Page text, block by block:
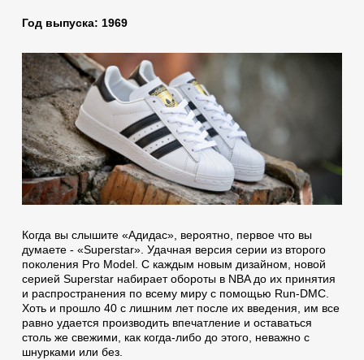
Год выпуска: 1969
Когда вы слышите «Адидас», вероятно, первое что вы
думаете - «Superstar». Удачная версия серии из второго
поколения Pro Model. С каждым новым дизайном, новой
серией Superstar набирает обороты в NBA до их принятия
и распространения по всему миру с помощью Run-DMC.
Хоть и прошло 40 с лишним лет после их введения, им все
равно удается производить впечатление и оставаться
столь же свежими, как когда-либо до этого, неважно с
шнурками или без.